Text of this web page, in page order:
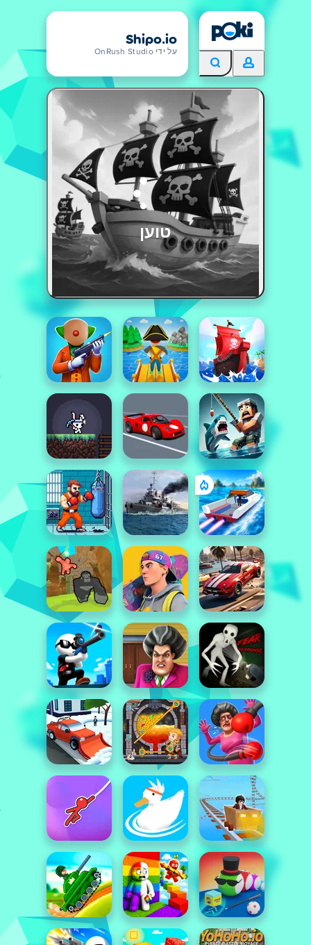
Shipo.io
על ידי OnRush Studio
טוען